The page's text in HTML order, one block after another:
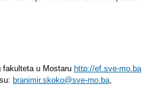
fakulteta u Mostaru http://ef.sve-mo.ba
branimir.skoko@sve-mo.ba,